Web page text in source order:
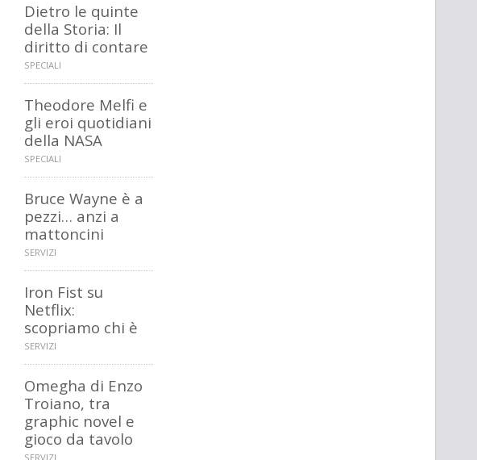
Dietro le quinte
della Storia: Il
diritto di contare
SPECIALI
Theodore Melfi e
gli eroi quotidiani
della NASA
SPECIALI
Bruce Wayne è a
pezzi… anzi a
mattoncini
SERVIZI
Iron Fist su
Netflix:
scopriamo chi è
SERVIZI
Omegha di Enzo
Troiano, tra
graphic novel e
gioco da tavolo
SERVIZI